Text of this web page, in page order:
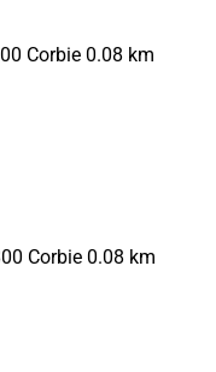
Corbie 0.08 km
Corbie 0.08 km